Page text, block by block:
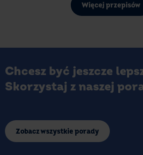
Więcej przepisów
Chcesz być jeszcze
Skorzystaj z naszej
Zobacz wszystkie porady